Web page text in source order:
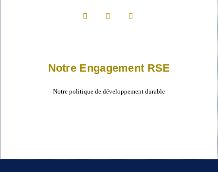
Notre Engagement RSE
Notre politique de développement durable